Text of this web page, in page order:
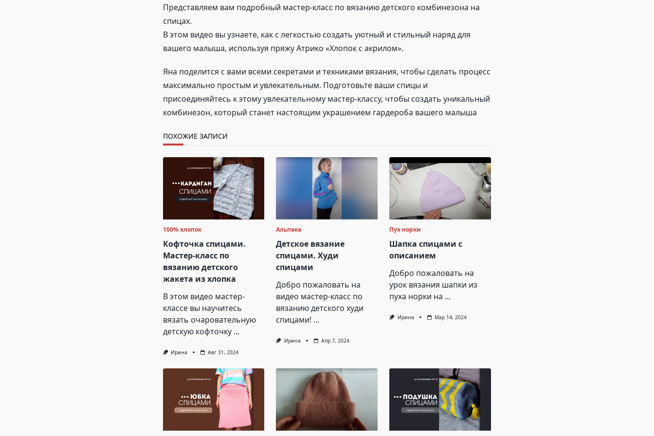
Представляем вам подробный мастер-класс по вязанию детского комбинезона на
спицах.
В этом видео вы узнаете, как с легкостью создать уютный и стильный наряд для
вашего малыша, используя пряжу Атрико «Хлопок с акрилом».
Яна поделится с вами всеми секретами и техниками вязания, чтобы сделать процесс
максимально простым и увлекательным. Подготовьте ваши спицы и
присоединяйтесь к этому увлекательному мастер-классу, чтобы создать уникальный
комбинезон, который станет настоящим украшением гардероба вашего малыша
ПОХОЖИЕ ЗАПИСИ
100% хлопок
Кофточка спицами.
Мастер-класс по
вязанию детского
жакета из хлопка
В этом видео мастер-
классе вы научитесь
вязать очаровательную
детскую кофточку ...
Ирина Авг 31, 2024
Альпака
Детское вязание
спицами. Худи
спицами
Добро пожаловать на
видео мастер-класс по
вязанию детского худи
спицами! ...
Ирина Апр 7, 2024
Пух норки
Шапка спицами с
описанием
Добро пожаловать на
урок вязания шапки из
пуха норки на ...
Ирина Мар 14, 2024